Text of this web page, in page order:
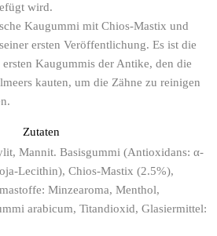
wird.
Kaugummi mit Chios-Mastix und
ersten Veröffentlichung. Es ist die
Kaugummis der Antike, den die
kauten, um die Zähne zu reinigen
Zutaten
Mannit. Basisgummi (Antioxidans: α-
Lecithin), Chios-Mastix (2.5%),
Minzearoma, Menthol,
arabicum, Titandioxid, Glasiermittel: